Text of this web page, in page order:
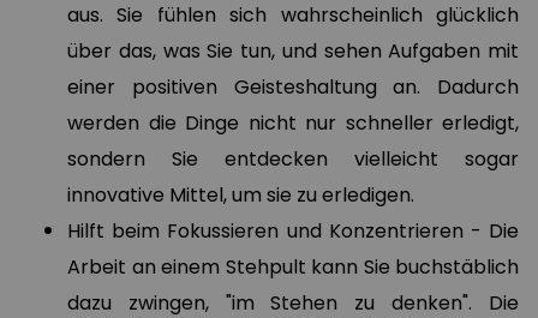
aus. Sie fühlen sich wahrscheinlich glücklich
über das, was Sie tun, und sehen Aufgaben mit
einer positiven Geisteshaltung an. Dadurch
werden die Dinge nicht nur schneller erledigt,
sondern Sie entdecken vielleicht sogar
innovative Mittel, um sie zu erledigen.
Hilft beim Fokussieren und Konzentrieren - Die
Arbeit an einem Stehpult kann Sie buchstäblich
dazu zwingen, "im Stehen zu denken". Die